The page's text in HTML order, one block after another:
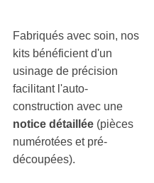
Fabriqués avec soin, nos
kits bénéficient d'un
usinage de précision
facilitant l'auto-
construction avec une
notice détaillée (pièces
numérotées et pré-
découpées).